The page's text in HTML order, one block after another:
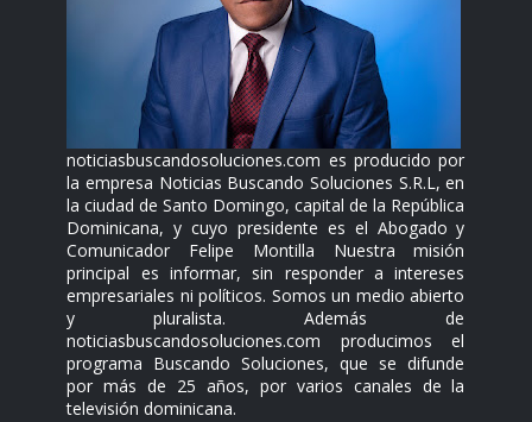
noticiasbuscandosoluciones.com es producido por
la empresa Noticias Buscando Soluciones S.R.L, en
la ciudad de Santo Domingo, capital de la República
Dominicana, y cuyo presidente es el Abogado y
Comunicador Felipe Montilla Nuestra misión
principal es informar, sin responder a intereses
empresariales ni políticos. Somos un medio abierto
y pluralista. Además de
noticiasbuscandosoluciones.com producimos el
programa Buscando Soluciones, que se difunde
por más de 25 años, por varios canales de la
televisión dominicana.